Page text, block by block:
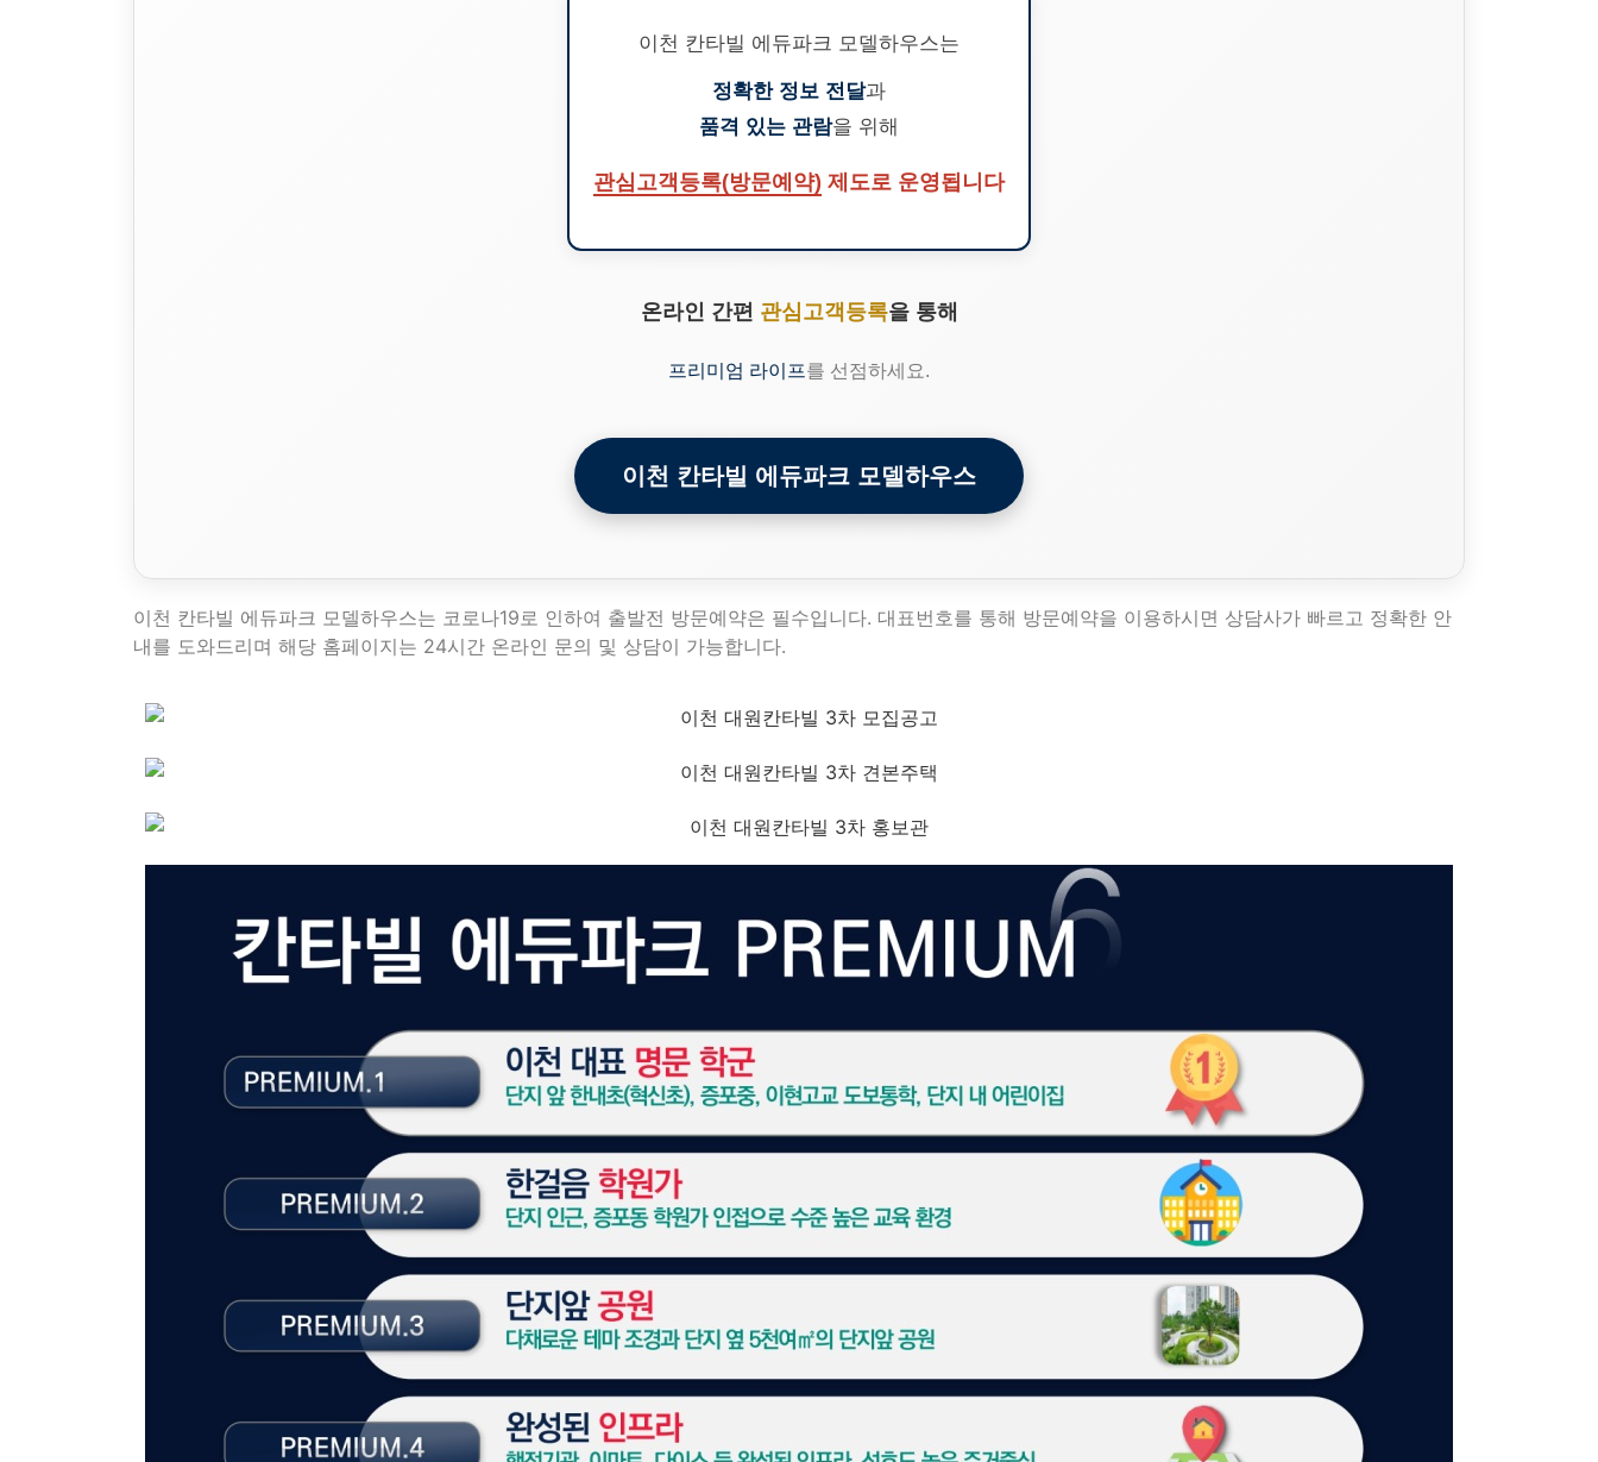
이천 칸타빌 에듀파크 모델하우스는
정확한 정보 전달과
품격 있는 관람을 위해
관심고객등록(방문예약) 제도로 운영됩니다
온라인 간편 관심고객등록을 통해
프리미엄 라이프를 선점하세요.
이천 칸타빌 에듀파크 모델하우스
이천 칸타빌 에듀파크 모델하우스는 코로나19로 인하여 출발전 방문예약은 필수입니다. 대표번호를 통해 방문예약을 이용하시면 상담사가 빠르고 정확한 안
내를 도와드리며 해당 홈페이지는 24시간 온라인 문의 및 상담이 가능합니다.